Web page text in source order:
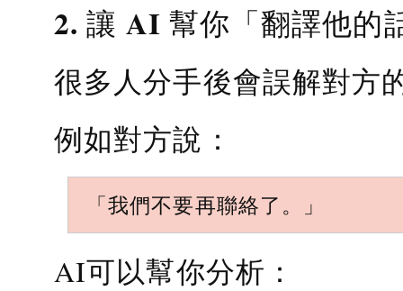
2. 讓 AI 幫你「翻譯他的
很多人分手後會誤解對方
例如對方說：
「我們不要再聯絡了。」
AI可以幫你分析：